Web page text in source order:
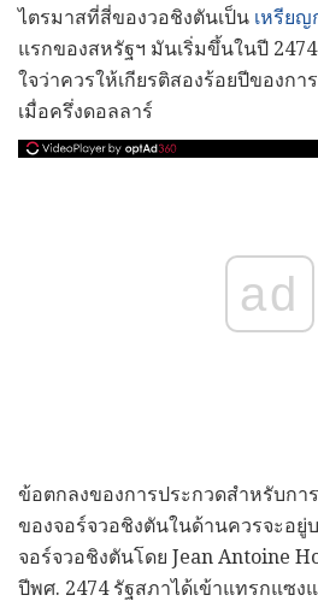
ไตรมาสที่สี่ของวอชิงตันเป็น เหรีย
แรกของสหรัฐฯ มันเริ่มขึ้นในปี
ใจว่าควรให้เกียรติสองร้อยปีของกา
เมื่อครึ่งดอลลาร์
ad
ข้อตกลงของการประกวดสำหรับก
ของจอร์จวอชิงตันในด้านควรจะอ
จอร์จวอชิงตันโดย Jean Antoine
ปีพศ. 2474 รัฐสภาได้เข้าแทรกแซง